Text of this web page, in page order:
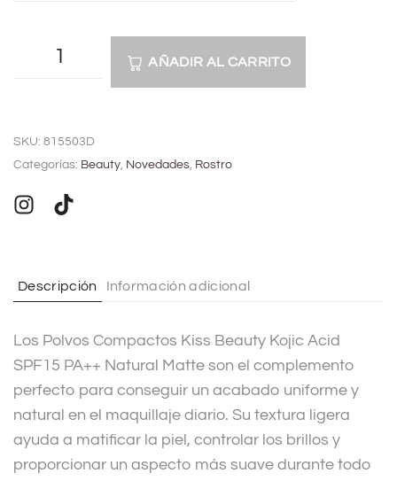
AÑADIR AL CARRITO
t
r
i
e
:
SKU: 815503D
Categorías: Beauty, Novedades, Rostro
Descripción Información adicional
Los Polvos Compactos Kiss Beauty Kojic Acid
SPF15 PA++ Natural Matte son el complemento
perfecto para conseguir un acabado uniforme y
natural en el maquillaje diario. Su textura ligera
ayuda a matificar la piel, controlar los brillos y
proporcionar un aspecto más suave durante todo